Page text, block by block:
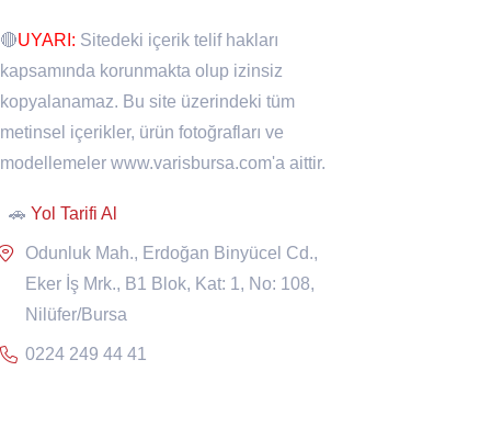
🔴UYARI: Sitedeki içerik telif hakları
kapsamında korunmakta olup izinsiz
kopyalanamaz. Bu site üzerindeki tüm
metinsel içerikler, ürün fotoğrafları ve
modellemeler www.varisbursa.com'a aittir.
🚗 Yol Tarifi Al
Odunluk Mah., Erdoğan Binyücel Cd.,
Eker İş Mrk., B1 Blok, Kat: 1, No: 108,
Nilüfer/Bursa
0224 249 44 41